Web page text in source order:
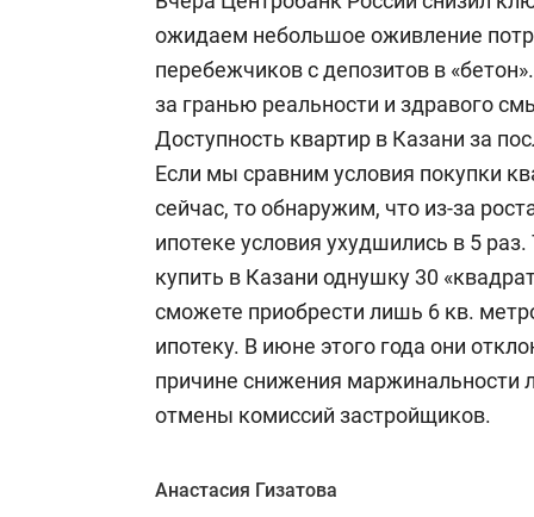
ожидаем небольшое оживление
перебежчиков с депозитов в
за гранью реальности и здравого
Доступность квартир в Казани за
Если мы сравним условия покупки
сейчас, то обнаружим, что из-за
ипотеке условия ухудшились в 5
купить в Казани однушку 30
сможете приобрести лишь 6 кв.
ипотеку. В июне этого года они
причине снижения маржинальности
отмены комиссий застройщиков.
Анастасия Гизатова